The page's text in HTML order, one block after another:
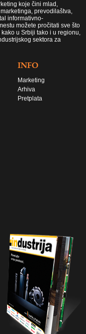
koje čini mlad,
prevodilaštva,
informativno-
možete pročitati sve što
u Srbiji tako i u regionu,
sektora za
INFO
Marketing
Arhiva
Pretplata